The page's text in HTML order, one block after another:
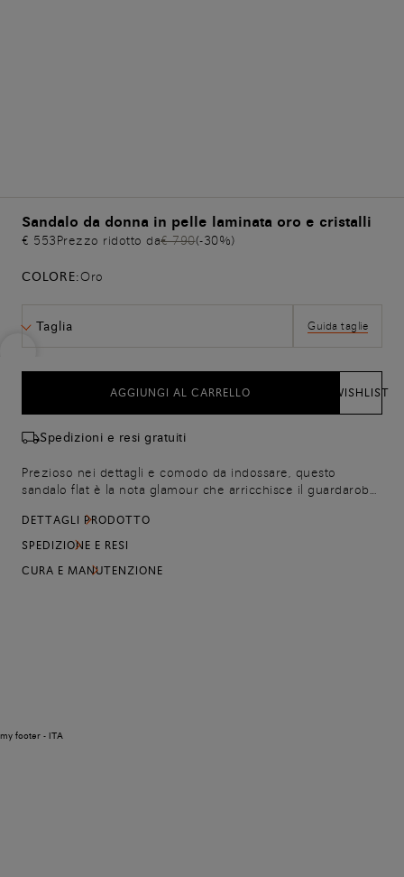
Sandalo da donna in pelle laminata oro e cristalli
€ 553Prezzo ridotto da€ 790(-30%)
COLORE:Oro
Taglia Guida taglie
AGGIUNGI AL CARRELLO WISHLIST
Spedizioni e resi gratuiti
Prezioso nei dettagli e comodo da indossare, questo
sandalo flat è la nota glamour che arricchisce il guardaroba
tonalità sofisticate, si caratterizza per le fasce intagliate con
un elegante motivo ondulato. Il fondo in cuoio è declinato
DETTAGLI PRODOTTO
SPEDIZIONE E RESI
CURA E MANUTENZIONE
my footer - ITA